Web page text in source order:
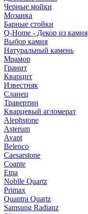
Черные мойки
Мозаика
Барные стойки
Q-Home - Декор из камня
Выбор камня
Натуральный камень
Мрамор
Гранит
Кварцит
Известняк
Сланец
Травертин
Кварцевый агломерат
Alephstone
Asterum
Avant
Belenco
Caesarstone
Coante
Etna
Noblle Quartz
Primax
Quantra Quartz
Samsung Radianz